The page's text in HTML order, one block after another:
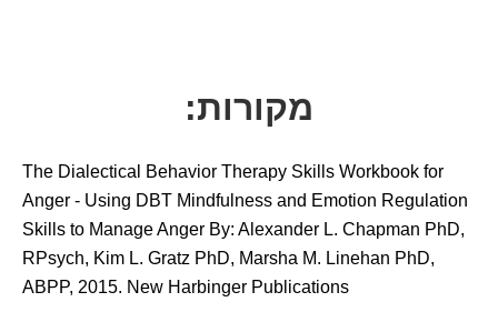
מקורות:
The Dialectical Behavior Therapy Skills Workbook for
Anger - Using DBT Mindfulness and Emotion Regulation
Skills to Manage Anger By: Alexander L. Chapman PhD,
RPsych, Kim L. Gratz PhD, Marsha M. Linehan PhD,
ABPP, 2015. New Harbinger Publications